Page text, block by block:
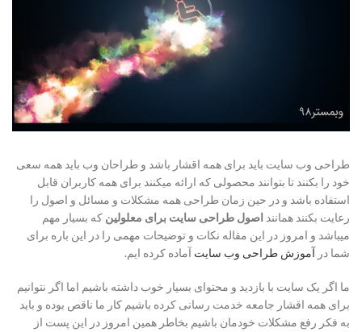
طراحی وب سایت باید برای همه اقشار باشد و طراحان وب باید همه سعی
خود را بکنند تا بتوانند محصولی که ارائه میکنند برای همه کاربران قابل
استفاده باشد و در حین زمان طراحی همه مشکلات و مسائل و اصول را
رعایت بکنند همانند اصول طراحی سایت برای معلولین که بسیار مهم
میباشد و امروز در این مقاله نکات و توضیحات مهمی را در این باره برای
شما در آموزش طراحی وب سایت آماده کرده ایم.
ما اگر یک سایت با بازدید و محتوای بسیار خوب داشته باشیم اما اگر نتوانیم
برای همه اقشار جامعه خدمت رسانی کرده باشیم کار ما ناقص بوده و باید
به فکر رفع مشکلات خودمان باشیم بخاطر همین امروز در این پست از